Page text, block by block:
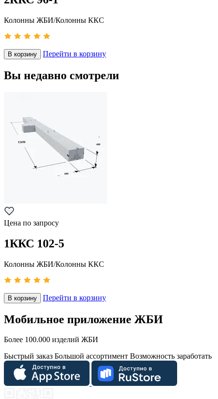
Колонны ЖБИ/Колонны ККС
В корзину Перейти в корзину
Вы недавно смотрели
Цена по запросу
1ККС 102-5
Колонны ЖБИ/Колонны ККС
В корзину Перейти в корзину
Мобильное приложение ЖБИ
Более 100.000 изделий ЖБИ
Быстрый заказ Большой ассортимент Возможность заработать